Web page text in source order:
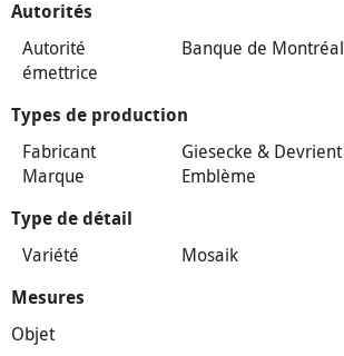
Autorités
Autorité
émettrice
Banque de Montréal
Types de production
Fabricant
Giesecke & Devrient
Marque
Emblème
Type de détail
Variété Mosaik
Mesures
Objet